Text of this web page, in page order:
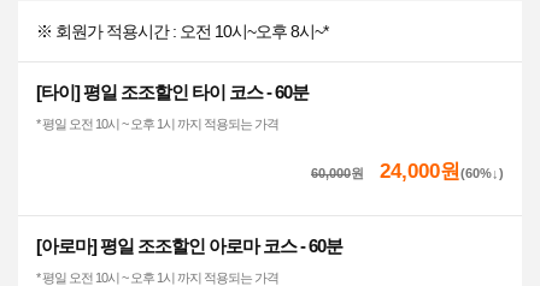
※ 회원가 적용시간 : 오전 10시~오후 8시~*
[타이] 평일 조조할인 타이 코스 - 60분
* 평일 오전 10시 ~ 오후 1시 까지 적용되는 가격
60,000원 24,000원 (60%↓)
[아로마] 평일 조조할인 아로마 코스 - 60분
* 평일 오전 10시 ~ 오후 1시 까지 적용되는 가격